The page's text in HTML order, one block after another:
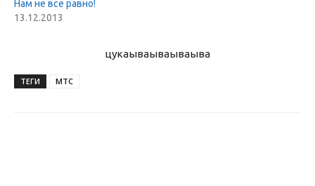
Нам не все равно!
13.12.2013
цукаываываываыва
ТЕГИ МТС